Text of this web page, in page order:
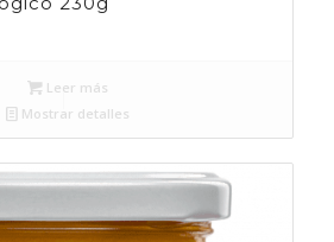
Leer más
Mostrar detalles